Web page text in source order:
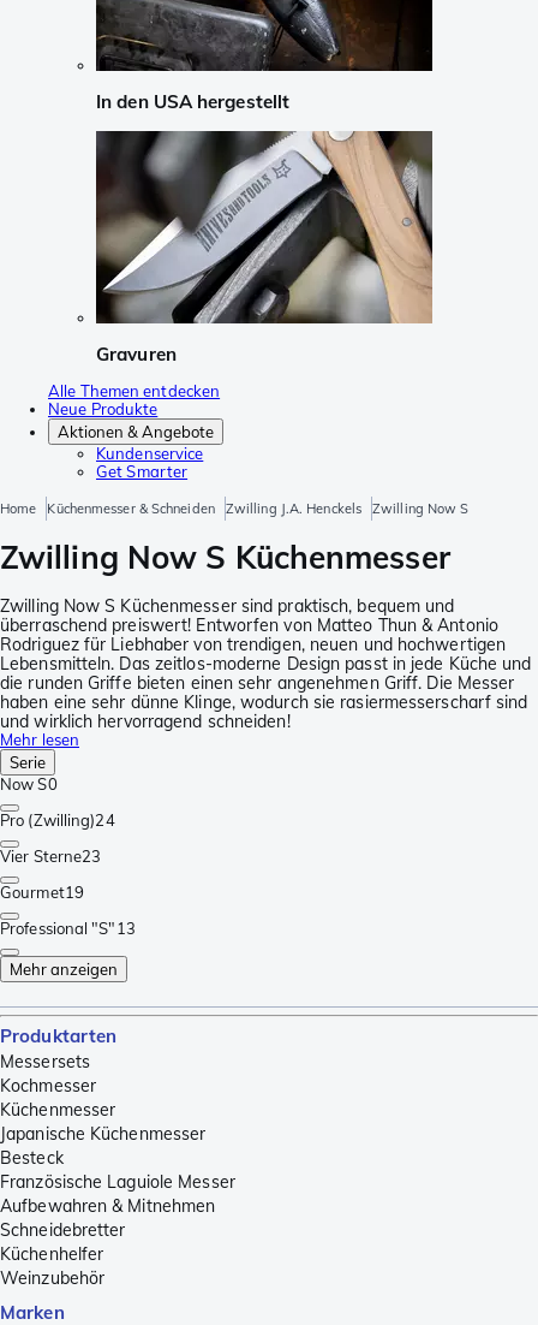
In den USA hergestellt
Gravuren
Alle Themen entdecken
Neue Produkte
Aktionen & Angebote
Kundenservice
Get Smarter
Home Küchenmesser & Schneiden Zwilling J.A. Henckels Zwilling Now S
Zwilling Now S Küchenmesser
Zwilling Now S Küchenmesser sind praktisch, bequem und
überraschend preiswert! Entworfen von Matteo Thun & Antonio
Rodriguez für Liebhaber von trendigen, neuen und hochwertigen
Lebensmitteln. Das zeitlos-moderne Design passt in jede Küche und
die runden Griffe bieten einen sehr angenehmen Griff. Die Messer
haben eine sehr dünne Klinge, wodurch sie rasiermesserscharf sind
und wirklich hervorragend schneiden!
Mehr lesen
Serie
Now S0
Pro (Zwilling)24
Vier Sterne23
Gourmet19
Professional "S"13
Mehr anzeigen
Produktarten
Messersets
Kochmesser
Küchenmesser
Japanische Küchenmesser
Besteck
Französische Laguiole Messer
Aufbewahren & Mitnehmen
Schneidebretter
Küchenhelfer
Weinzubehör
Marken